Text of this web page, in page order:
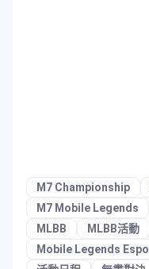
M7 Championship
M7 Mobile Legends
MLBB
MLBB活動
Mobile Legends